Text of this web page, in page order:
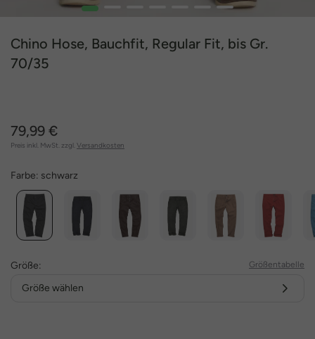
1 7
Chino Hose, Bauchfit, Regular Fit, bis Gr.
70/35
79,99 €
Preis inkl. MwSt. zzgl. Versandkosten
Farbe: schwarz
Größe: Größentabelle
Größe wählen